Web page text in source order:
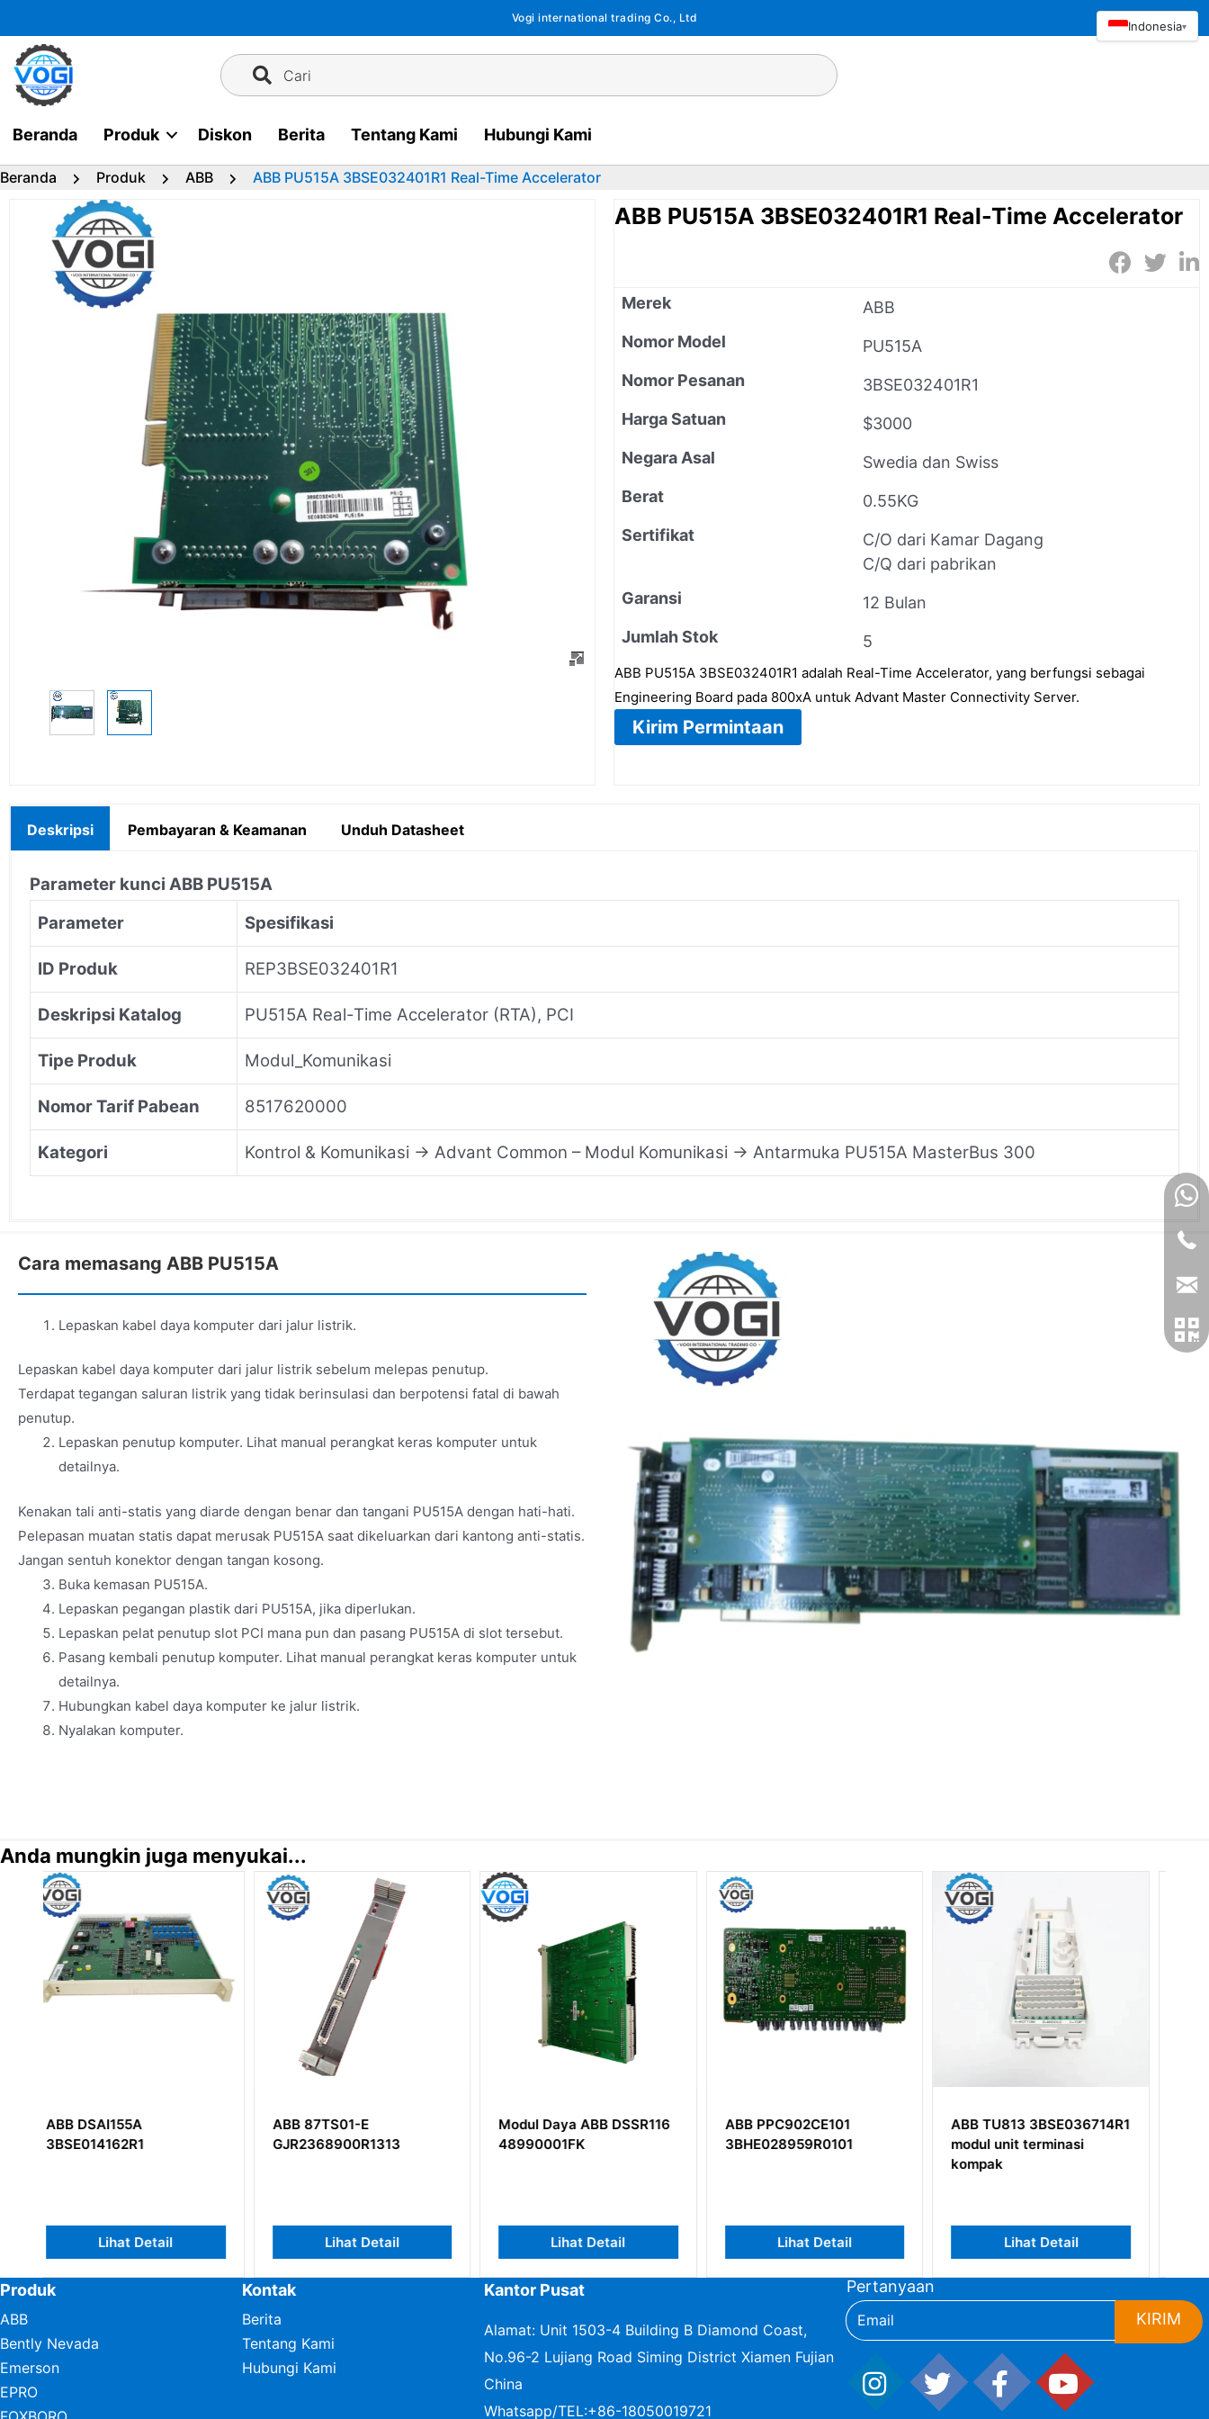
ke
konten
Vogi international trading Co., Ltd
Cari
Beranda Produk Diskon Berita Tentang Kami Hubungi Kami
Beranda Produk ABB ABB PU515A 3BSE032401R1 Real-Time Accelerator
ABB PU515A 3BSE032401R1 Real-Time Accelerator
Merek
ABB
Nomor Model
PU515A
Nomor Pesanan
3BSE032401R1
Harga Satuan
$3000
Negara Asal
Swedia dan Swiss
Berat
0.55KG
Sertifikat
C/O dari Kamar Dagang
C/Q dari pabrikan
Garansi
12 Bulan
Jumlah Stok
5
ABB PU515A 3BSE032401R1 adalah Real-Time Accelerator, yang berfungsi sebagai
Engineering Board pada 800xA untuk Advant Master Connectivity Server.
Kirim Permintaan
Deskripsi Pembayaran & Keamanan Unduh Datasheet
Parameter kunci ABB PU515A
Parameter
Spesifikasi
ID Produk REP3BSE032401R1
Deskripsi Katalog PU515A Real-Time Accelerator (RTA), PCI
Tipe Produk Modul_Komunikasi
Nomor Tarif Pabean 8517620000
Kategori Kontrol & Komunikasi → Advant Common – Modul Komunikasi → Antarmuka PU515A MasterBus 300
Cara memasang ABB PU515A
Lepaskan kabel daya komputer dari jalur listrik.
Lepaskan kabel daya komputer dari jalur listrik sebelum melepas penutup.
Terdapat tegangan saluran listrik yang tidak berinsulasi dan berpotensi fatal di bawah
penutup.
Lepaskan penutup komputer. Lihat manual perangkat keras komputer untuk
detailnya.
Kenakan tali anti-statis yang diarde dengan benar dan tangani PU515A dengan hati-hati.
Pelepasan muatan statis dapat merusak PU515A saat dikeluarkan dari kantong anti-statis.
Jangan sentuh konektor dengan tangan kosong.
Buka kemasan PU515A.
Lepaskan pegangan plastik dari PU515A, jika diperlukan.
Lepaskan pelat penutup slot PCI mana pun dan pasang PU515A di slot tersebut.
Pasang kembali penutup komputer. Lihat manual perangkat keras komputer untuk
detailnya.
Hubungkan kabel daya komputer ke jalur listrik.
Nyalakan komputer.
Anda mungkin juga menyukai...
ABB 87TS01-E
GJR2368900R1313
Lihat Detail
Modul Daya ABB DSSR116
48990001FK
Lihat Detail
ABB PPC902CE101
3BHE028959R0101
Lihat Detail
ABB TU813 3BSE036714R1
modul unit terminasi
Lihat Detail
ABB PM825
3BSE010796R1
Lihat Detail
Produk
ABB
Bently Nevada
Emerson
EPRO
Kontak
Berita
Tentang Kami
Hubungi Kami
Kantor Pusat
Alamat: Unit 1503-4 Building B Diamond Coast,
No.96-2 Lujiang Road Siming District Xiamen Fujian
China
Whatsapp/TEL:+86-18050019721
Pertanyaan
KIRIM
Indonesia▾